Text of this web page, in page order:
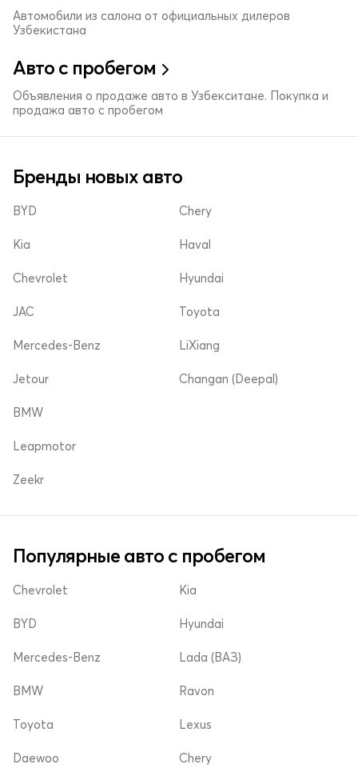
Автомобили из салона от официальных дилеров
Узбекистана
Авто с пробегом
Объявления о продаже авто в Узбекситане. Покупка и
продажа авто с пробегом
Бренды новых авто
BYD
Kia
Chevrolet
Chery
Haval
Hyundai
JAC
Mercedes-Benz
Jetour
Toyota
LiXiang
Changan (Deepal)
BMW
Leapmotor
Zeekr
Популярные авто с пробегом
Chevrolet
BYD
Mercedes-Benz
Kia
Hyundai
Lada (ВАЗ)
BMW
Toyota
Daewoo
Ravon
Lexus
Chery